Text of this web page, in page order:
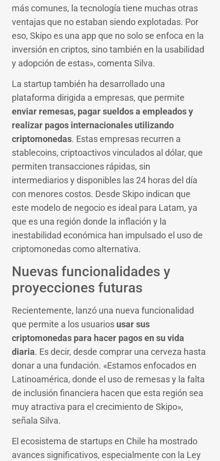
más comunes, la tecnología tiene muchas otras
ventajas que no estaban siendo explotadas. Por
eso, Skipo es una app que no solo se enfoca en la
inversión en criptos, sino también en la usabilidad
y adopción de estas», comenta Silva.
La startup también ha desarrollado una
plataforma dirigida a empresas, que permite
enviar remesas, pagar sueldos a empleados y
realizar pagos internacionales utilizando
criptomonedas. Estas empresas recurren a
stablecoins, criptoactivos vinculados al dólar, que
permiten transacciones rápidas, sin
intermediarios y disponibles las 24 horas del día
con menores costos. Desde Skipo indican que
este modelo de negocio es ideal para Latam, ya
que es una región donde la inflación y la
inestabilidad económica han impulsado el uso de
criptomonedas como alternativa.
Nuevas funcionalidades y
proyecciones futuras
Recientemente, lanzó una nueva funcionalidad
que permite a los usuarios usar sus
criptomonedas para hacer pagos en su vida
diaria. Es decir, desde comprar una cerveza hasta
donar a una fundación. «Estamos enfocados en
Latinoamérica, donde el uso de remesas y la falta
de inclusión financiera hacen que esta región sea
muy atractiva para el crecimiento de Skipo»,
señala Silva.
El ecosistema de startups en Chile ha mostrado
avances significativos, especialmente con la Ley